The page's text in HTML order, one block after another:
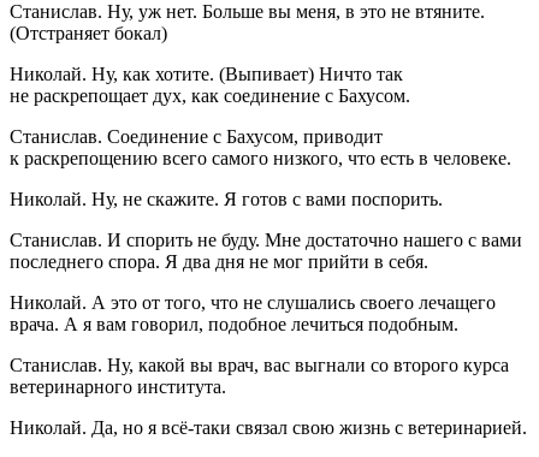
Станислав. Ну, уж нет. Больше вы меня, в это не втяните.
(Отстраняет бокал)
Николай. Ну, как хотите. (Выпивает) Ничто так
не раскрепощает дух, как соединение с Бахусом.
Станислав. Соединение с Бахусом, приводит
к раскрепощению всего самого низкого, что есть в человеке.
Николай. Ну, не скажите. Я готов с вами поспорить.
Станислав. И спорить не буду. Мне достаточно нашего с вами
последнего спора. Я два дня не мог прийти в себя.
Николай. А это от того, что не слушались своего лечащего
врача. А я вам говорил, подобное лечиться подобным.
Станислав. Ну, какой вы врач, вас выгнали со второго курса
ветеринарного института.
Николай. Да, но я всё-таки связал свою жизнь с ветеринарией.